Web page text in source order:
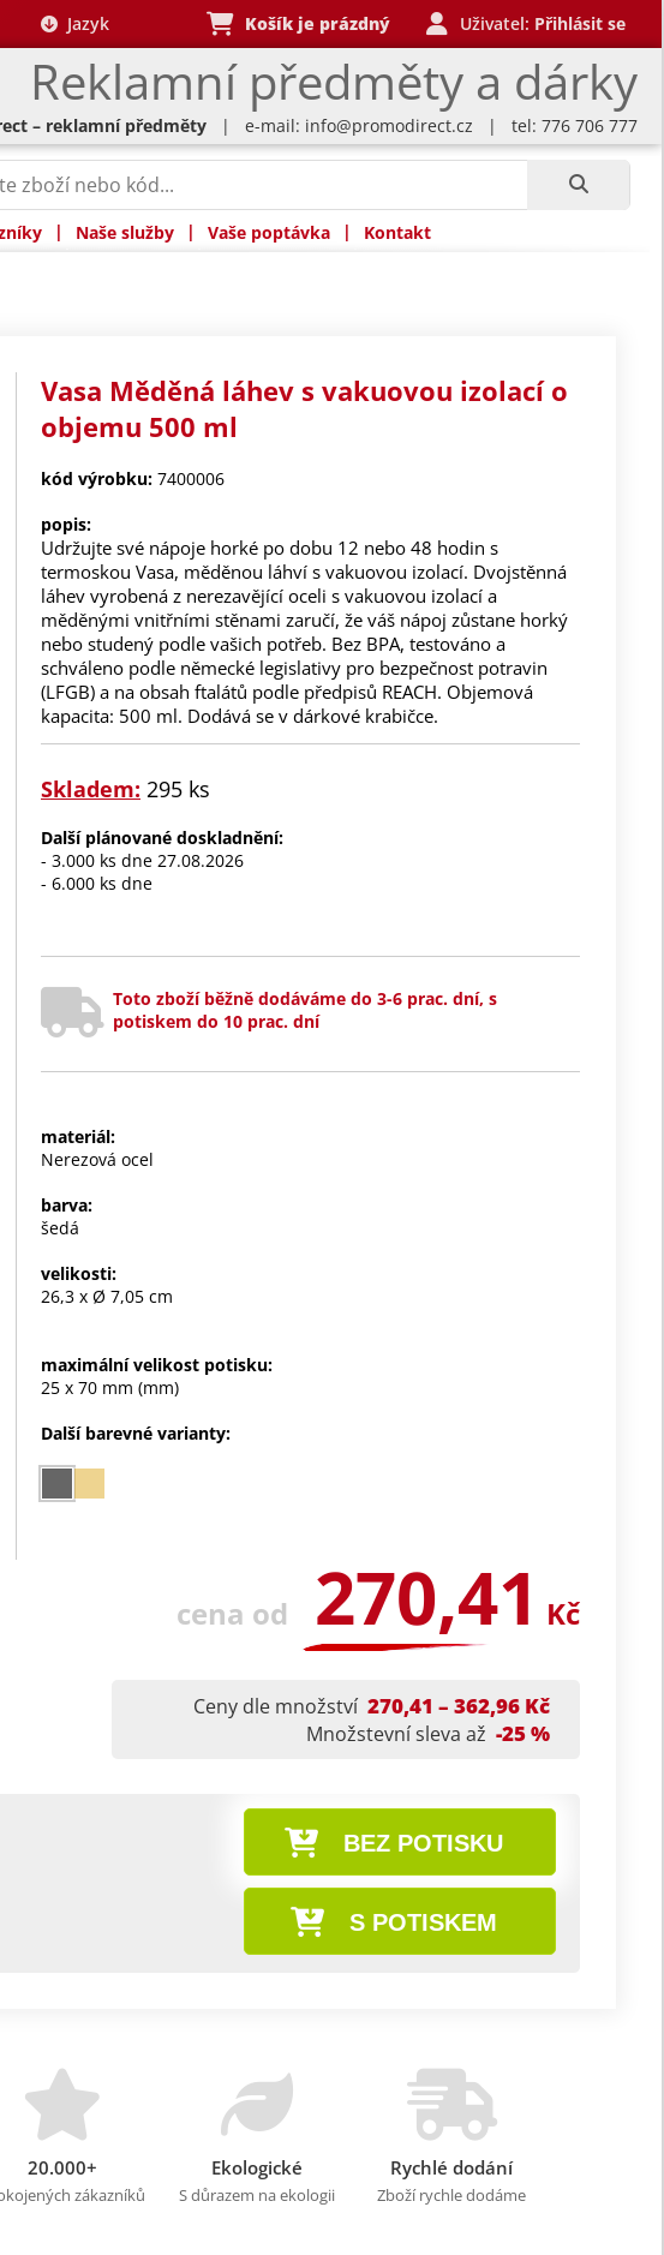
Reklamní předměty a dárky
Jazyk Košík je prázdný Uživatel: Přihlásit se
– reklamní předměty | e-mail: info@promodirect.cz | tel: 776 706 777
| Naše služby | Vaše poptávka | Kontakt
Vasa Měděná láhev s vakuovou izolací o
objemu 500 ml
kód výrobku: 7400006
popis:
Udržujte své nápoje horké po dobu 12 nebo 48 hodin s
termoskou Vasa, měděnou láhví s vakuovou izolací. Dvojstěnná
láhev vyrobená z nerezavějící oceli s vakuovou izolací a
měděnými vnitřními stěnami zaručí, že váš nápoj zůstane horký
nebo studený podle vašich potřeb. Bez BPA, testováno a
schváleno podle německé legislativy pro bezpečnost potravin
(LFGB) a na obsah ftalátů podle předpisů REACH. Objemová
kapacita: 500 ml. Dodává se v dárkové krabičce.
Skladem: 295 ks
Další plánované doskladnění:
- 3.000 ks dne 27.08.2026
- 6.000 ks dne
Toto zboží běžně dodáváme do 3-6 prac. dní, s
potiskem do 10 prac. dní
materiál:
Nerezová ocel
barva:
šedá
velikosti:
26,3 x Ø 7,05 cm
maximální velikost potisku:
25 x 70 mm (mm)
Další barevné varianty:
cena od 270,41 Kč
Ceny dle množství 270,41 – 362,96 Kč
Množstevní sleva až -25 %
BEZ POTISKU
S POTISKEM
20.000+
zákazníků
Ekologické
S důrazem na ekologii
Rychlé dodání
Zboží rychle dodáme